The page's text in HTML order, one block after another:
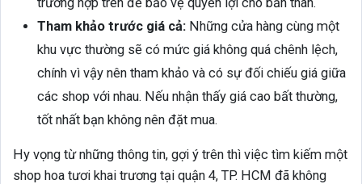
Tham khảo trước giá cả: Những cửa hàng cùng một
khu vực thường sẽ có mức giá không quá chênh lệch,
chính vì vậy nên tham khảo và có sự đối chiếu giá giữa
các shop với nhau. Nếu nhận thấy giá cao bất thường,
tốt nhất bạn không nên đặt mua.
Hy vọng từ những thông tin, gợi ý trên thì việc tìm kiếm một
shop hoa tươi khai trương tại quận 4, TP. HCM đã không